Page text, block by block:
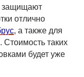
защищают
отлично
, а также для
таких
будет уже